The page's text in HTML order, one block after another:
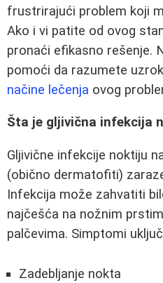
frustrirajući problem koji
Ako i vi patite od ovog
pronaći efikasno rešenje.
pomoći da razumete
načine lečenja ovog
Šta je gljivična infekcija
Gljivične infekcije noktiju
(obično dermatofiti)
Infekcija može zahvatiti
najčešća na nožnim
palčevima. Simptomi
Zadebljanje nokta